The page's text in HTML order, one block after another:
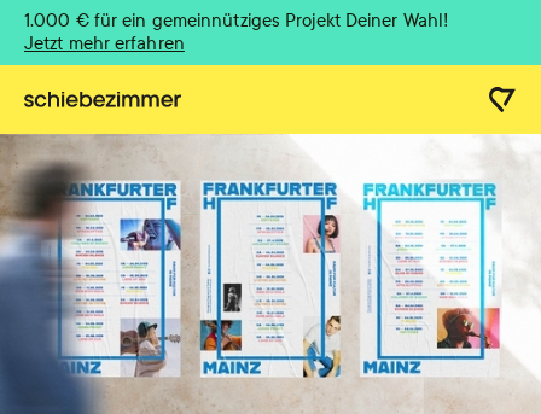
1.000 € für ein gemeinnütziges Projekt Deiner Wahl!
Jetzt mehr erfahren